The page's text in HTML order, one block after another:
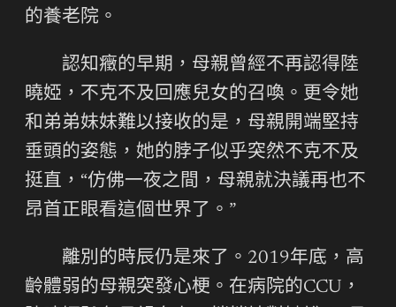
的養老院。
認知癥的早期，母親曾經不再認得陸
曉婭，不克不及回應兒女的召喚。更令她
和弟弟妹妹難以接收的是，母親開端堅持
垂頭的姿態，她的脖子似乎突然不克不及
挺直，“仿佛一夜之間，母親就決議再也不
昂首正眼看這個世界了。”
離別的時辰仍是來了。2019年底，高
齡體弱的母親突發心梗。在病院的CCU，